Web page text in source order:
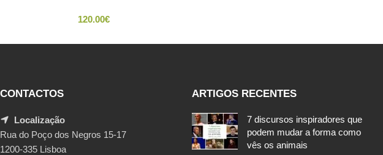
120.00€
CONTACTOS
Localização
Rua do Poço dos Negros 15-17
1200-335 Lisboa
ARTIGOS RECENTES
7 discursos inspiradores que
podem mudar a forma como
vês os animais